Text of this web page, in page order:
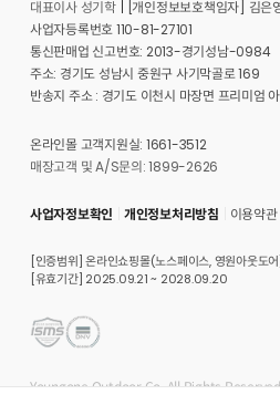
대표이사 성기학
[개인정보보호책임자] 김은
사업자등록번호 110-81-27101
통신판매업 신고번호: 2013-경기성남-0984
주소: 경기도 성남시 중원구 사기막골로 169
반송지 주소 : 경기도 이천시 마장면 프리미엄
온라인몰 고객지원실: 1661-3512
매장고객 및 A/S문의: 1899-2626
사업자정보확인 개인정보처리방침 이용약관
[인증범위] 온라인쇼핑몰(노스페이스, 영원아웃도
[유효기간] 2025.09.21 ~ 2028.09.20
Youngone Outdoor Co. All Rights Reserved.